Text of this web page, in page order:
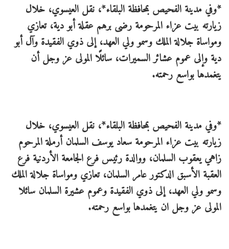
*وفي مدينة الفحيص بمحافظة البلقاء*، نقل العيسوي، خلال
زيارته بيت عزاء المرحومة رضى برهم عقلة أبو دية، تعازي
ومواساة جلالة الملك وسمو ولي العهد، إلى ذوي الفقيدة وآل أبو
دية وإلى عموم عشائر السميرات، سائلًا المولى عز وجل أن
يتغمدها بواسع رحمته.
*وفي مدينة الفحيص بمحافظة البلقاء*، نقل العيسوي، خلال
زيارته بيت عزاء المرحومة سعاد يوسف السلمان أرملة المرحوم
زاهي يعقوب السلمان، ووالدة رئيس فرع الجامعة الأردنية فرع
العقبة الأسبق الدكتور عامر السلمان، تعازي ومواساة جلالة الملك
وسمو ولي العهد، إلى ذوي الفقيدة وعموم عشيرة السلمان سائلا
المولى عز وجل ان يتغمدها بواسع رحمته.